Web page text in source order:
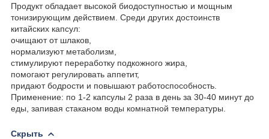
Продукт обладает высокой биодоступностью и мощным
тонизирующим действием. Среди других достоинств
китайских капсул:
очищают от шлаков,
нормализуют метаболизм,
стимулируют переработку подкожного жира,
помогают регулировать аппетит,
придают бодрости и повышают работоспособность.
Применение: по 1-2 капсулы 2 раза в день за 30-40 минут до
еды, запивая стаканом воды комнатной температуры.
Скрыть